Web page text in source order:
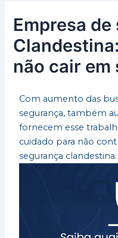
Empresa
não cair
Com aumento das
segurança, também
fornecem esse
cuidado para não
segurança clandestina.